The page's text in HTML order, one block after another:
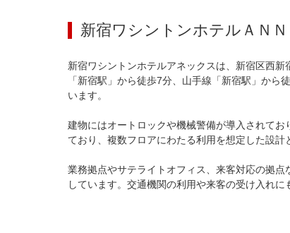
新宿ワシントンホテルＡＮＮ
新宿ワシントンホテルアネックスは、新宿区西
「新宿駅」から徒歩7分、山手線「新宿駅」か
います。
建物にはオートロックや機械警備が導入されて
ており、複数フロアにわたる利用を想定した設計
業務拠点やサテライトオフィス、来客対応の拠
しています。交通機関の利用や来客の受け入れ